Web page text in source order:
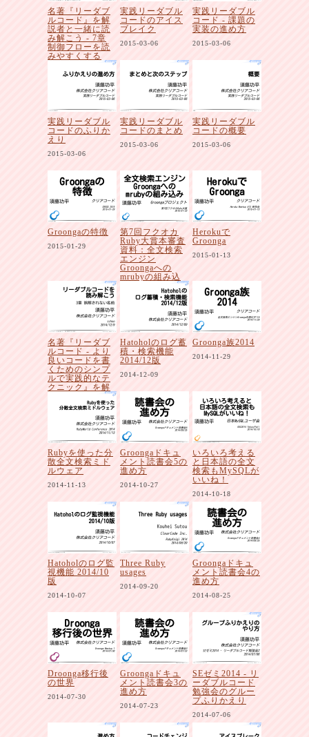
名著『リーダブ
ルコード』を解
説者と一緒に読
み解こう - 7章
制御フローを読
みやすくする
2015-04-03
実践リーダブル
コードのアイス
ブレイク
2015-03-06
実践リーダブル
コード - 課題の
実装の進め方
2015-03-06
実践リーダブル
コードのふりか
えり
2015-03-06
実践リーダブル
コードのまとめ
2015-03-06
実践リーダブル
コードの概要
2015-03-06
Groongaの特徴
2015-01-29
第7回フクオカ
Ruby大賞本審査
資料：全文検索
エンジン
Groongaへの
mrubyの組み込
2015-01-23
Herokuで
Groonga
2015-01-13
名著『リーダブ
ルコード - より
良いコードを書
くためのシンプ
ルで実践的なテ
クニック』を解
説者と一緒に読
み解こう
Hatoholのログ蓄
積・検索機能
2014/12版
2014-12-09
Groonga族2014
2014-11-29
Rubyを使った分
散全文検索ミド
ルウェア
2014-11-13
Groongaドキュ
メント読書会5の
進め方
2014-10-27
いろいろ考える
と日本語の全文
検索もMySQLが
いいね！
2014-10-18
Hatoholのログ監
視機能 2014/10
版
2014-10-07
Three Ruby
usages
2014-09-20
Groongaドキュ
メント読書会4の
進め方
2014-08-25
Droonga移行後
の世界
2014-07-30
Groongaドキュ
メント読書会3の
進め方
2014-07-23
SEゼミ2014 - リ
ーダブルコード
勉強会のグルー
プふりかえり
2014-07-06